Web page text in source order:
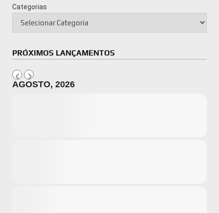
Categorias
PRÓXIMOS LANÇAMENTOS
AGOSTO, 2026